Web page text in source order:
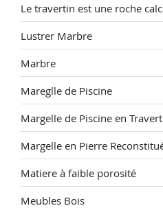
Le travertin est une roche
Lustrer Marbre
Marbre
Mareglle de Piscine
Margelle de Piscine en
Margelle en Pierre
Matiere à faible porosité
Meubles Bois